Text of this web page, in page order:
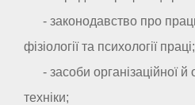
- законодавство про
фізіології та психології праці;
- засоби організаційної й
техніки;